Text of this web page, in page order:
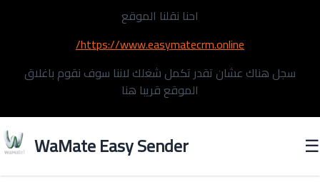
احنا نقلنا الموقع
https://www.easymatecrm.online/
سجل هناك عشان تقدر تكمل شغلك لاننا سوف نقوم باغلاق
الموقع قريبا هنا
WaMate Easy Sender ☰